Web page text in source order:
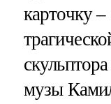
карточку
музы